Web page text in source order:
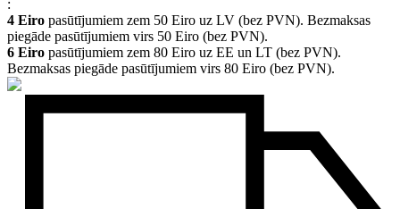
:
4 Eiro pasūtījumiem zem 50 Eiro uz LV (bez PVN). Bezmaksas
piegāde pasūtījumiem virs 50 Eiro (bez PVN).
6 Eiro pasūtījumiem zem 80 Eiro uz EE un LT (bez PVN).
Bezmaksas piegāde pasūtījumiem virs 80 Eiro (bez PVN).